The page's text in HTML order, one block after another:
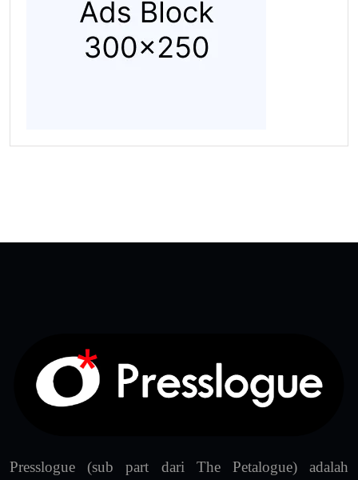
Presslogue (sub part dari The Petalogue) adalah